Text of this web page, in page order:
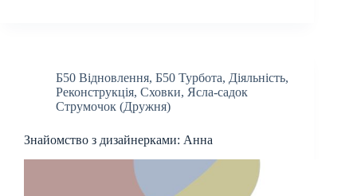
Б50 Відновлення, Б50 Турбота, Діяльність,
Реконструкція, Сховки, Ясла-садок
Струмочок (Дружня)
Знайомство з дизайнерками: Анна